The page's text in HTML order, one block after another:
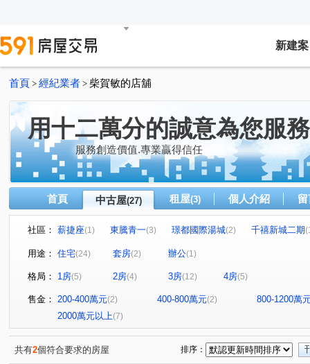
新建案
首頁 > 經紀業者 > 柴賀敏的店舖
用十二萬分的誠意為您服務
服務創造價值.專業贏得信任
首頁 中古屋(27) 租屋(3) 個人介紹
社區： 薪捷座(1) 東騰青一(3) 璟都國際湯城(2) 千禧新城二期
禾林山知間 (1)
太子地球村A區(1) 東村Aone(1) 力霸倫敦城劍橋區
朝陽街(3) 長峰路 光峰路千禧新城 明德路 (1)
中山路(1) 萬壽路二段
光峯路(1) 春日路(1) 文桃路(1) 民安西路(1) 介壽路
銀和街(1)
用途： 住宅(24) 套房(2) 辦公(1)
格局： 1房(5) 2房(4) 3房(12) 4房(5)
售金： 200-400萬元(2) 400-800萬元(2)
800-1200萬
2000萬元以上(7)
共有2個符合要求的房屋 排序：